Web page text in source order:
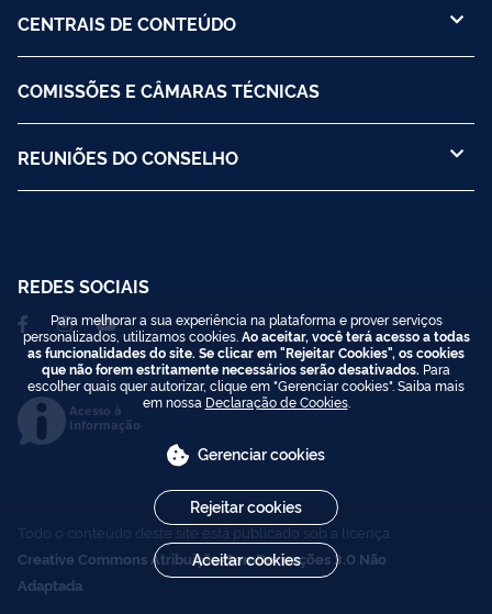
CENTRAIS DE CONTEÚDO
COMISSÕES E CÂMARAS TÉCNICAS
REUNIÕES DO CONSELHO
REDES SOCIAIS
Acesso à
Informação
Todo o conteúdo deste site está publicado sob a licença
Creative Commons Atribuição-SemDerivações 3.0 Não
Adaptada
Para melhorar a sua experiência na plataforma e prover serviços
personalizados, utilizamos cookies. Ao aceitar, você terá acesso a todas
as funcionalidades do site. Se clicar em "Rejeitar Cookies", os cookies
que não forem estritamente necessários serão desativados. Para
escolher quais quer autorizar, clique em "Gerenciar cookies". Saiba mais
em nossa Declaração de Cookies.
Gerenciar cookies
Rejeitar cookies
Aceitar cookies